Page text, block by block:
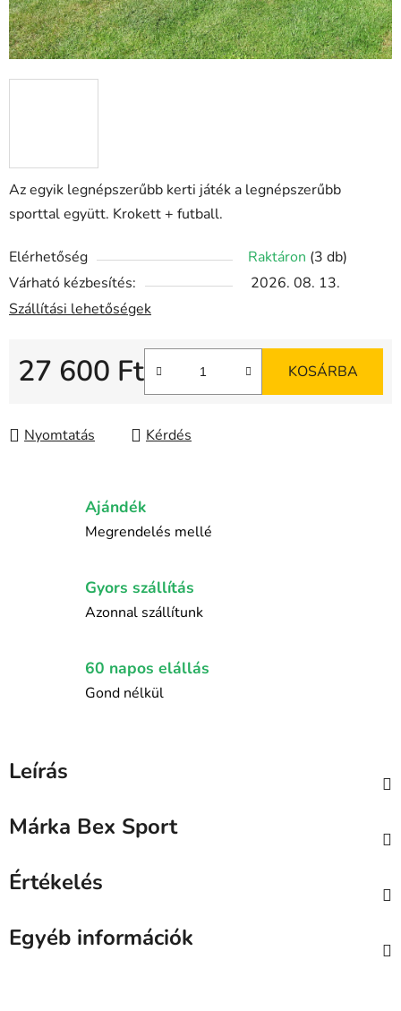
Az egyik legnépszerűbb kerti játék a legnépszerűbb
sporttal együtt. Krokett + futball.
Elérhetőség Raktáron (3 db)
Várható kézbesítés:
2026. 08. 13.
Szállítási lehetőségek
27 600 Ft KOSÁRBA
Nyomtatás Kérdés
Ajándék
Megrendelés mellé
Gyors szállítás
Azonnal szállítunk
60 napos elállás
Gond nélkül
Leírás
Márka Bex Sport
Értékelés
Egyéb információk